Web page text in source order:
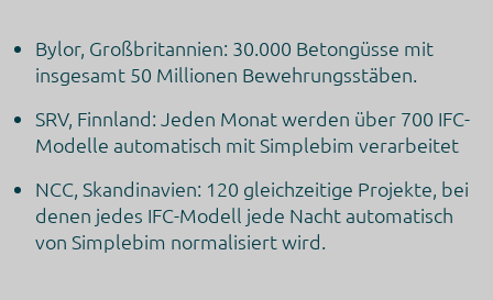
Bylor, Großbritannien: 30.000 Betongüsse mit
insgesamt 50 Millionen Bewehrungsstäben.
SRV, Finnland: Jeden Monat werden über 700 IFC-
Modelle automatisch mit Simplebim verarbeitet
NCC, Skandinavien: 120 gleichzeitige Projekte, bei
denen jedes IFC-Modell jede Nacht automatisch
von Simplebim normalisiert wird.
Erhobene Daten
durch die Nutzung dieses Dienstes gesammelt werden.
IP Adresse
Nutzungsdaten
App-Aktualisierungen
Browser Informationen
Device Informationen
JavaScript-Support